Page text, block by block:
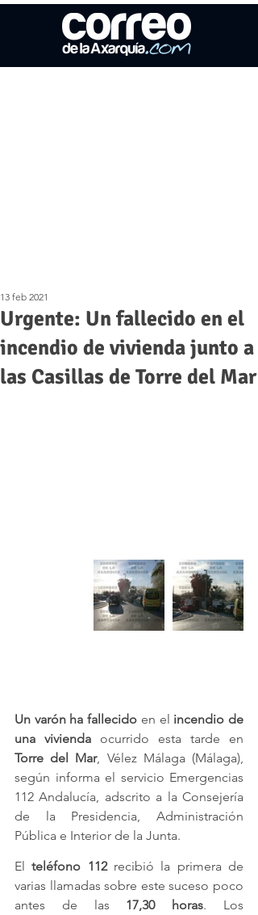
Urgente: Un fallecido en el
incendio de vivienda junto a
las Casillas de Torre del Mar
13 feb 2021
Un varón ha fallecido en el incendio de
una vivienda
Torre del Mar, Vélez Málaga (Málaga),
según informa el servicio Emergencias
112 Andalucía, adscrito a la Consejería
de la Presidencia, Administración
Pública e Interior de la Junta.
El teléfono 112 recibió la primera de
varias llamadas sobre este suceso poco
antes de las 17,30 horas. Los